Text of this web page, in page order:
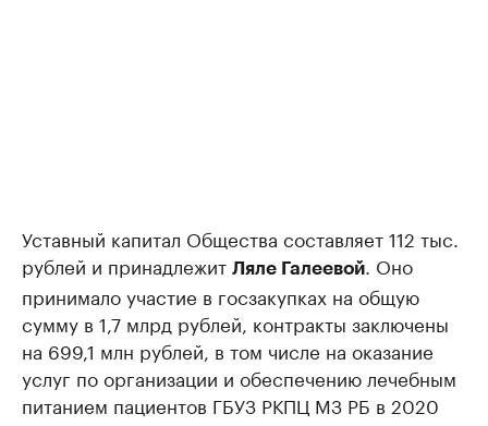
Уставный капитал Общества составляет 112 тыс.
рублей и принадлежит Ляле Галеевой. Оно
принимало участие в госзакупках на общую
сумму в 1,7 млрд рублей, контракты заключены
на 699,1 млн рублей, в том числе на оказание
услуг по организации и обеспечению лечебным
питанием пациентов ГБУЗ РКПЦ МЗ РБ в 2020